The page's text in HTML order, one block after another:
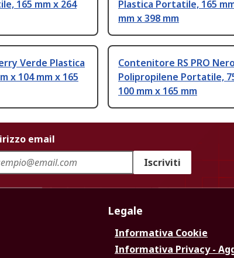
165 mm x 264
Plastica Portatile, 165
mm x 398 mm
Verde Plastica
x 104 mm x 165
Contenitore RS PRO Nero
Polipropilene Portatile,
100 mm x 165 mm
email
Iscriviti
Legale
Informativa Cookie
Informativa Privacy -